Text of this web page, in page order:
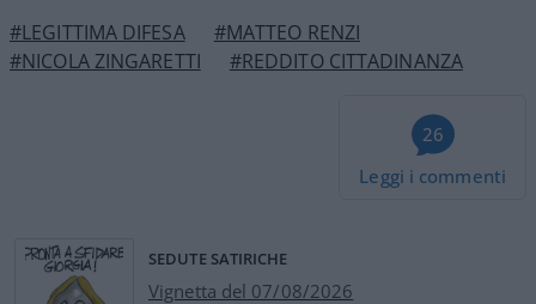
#LEGITTIMA DIFESA
#MATTEO RENZI
#NICOLA ZINGARETTI
#REDDITO CITTADINANZA
26
Leggi i commenti
SEDUTE SATIRICHE
Vignetta del 07/08/2026